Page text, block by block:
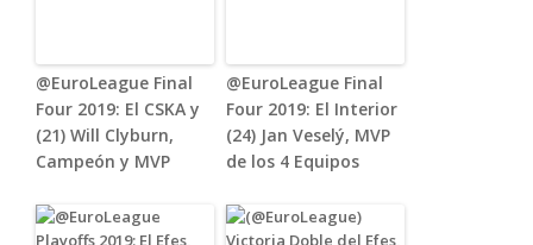
@EuroLeague Final
Four 2019: El CSKA y
(21) Will Clyburn,
Campeón y MVP
@EuroLeague Final
Four 2019: El Interior
(24) Jan Veselý, MVP
de los 4 Equipos